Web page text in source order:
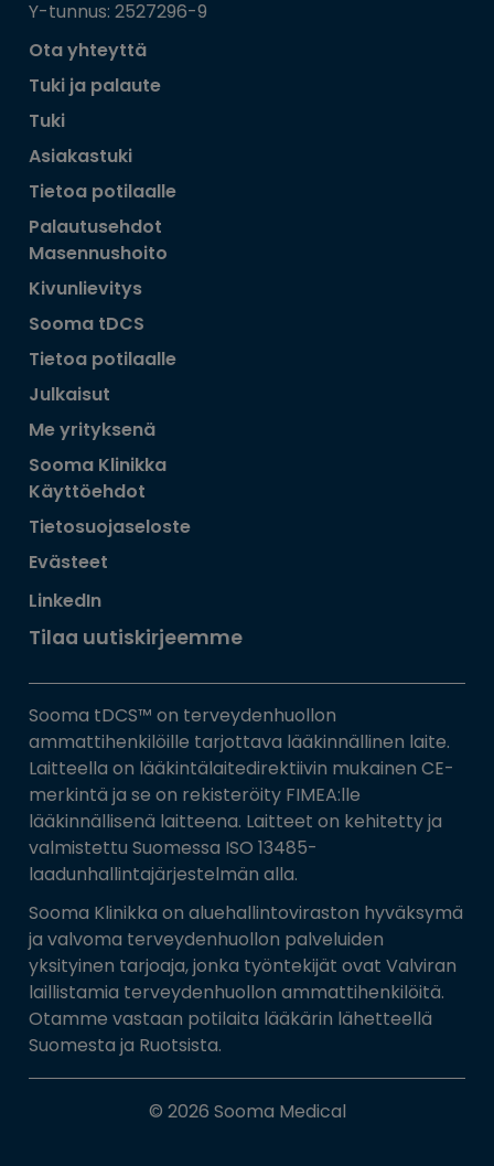
Y-tunnus: 2527296-9
Ota yhteyttä
Tuki ja palaute
Tuki
Asiakastuki
Tietoa potilaalle
Palautusehdot
Masennushoito
Kivunlievitys
Sooma tDCS
Tietoa potilaalle
Julkaisut
Me yrityksenä
Sooma Klinikka
Käyttöehdot
Tietosuojaseloste
Evästeet
LinkedIn
Tilaa uutiskirjeemme
Sooma tDCS™ on terveydenhuollon
ammattihenkilöille tarjottava lääkinnällinen laite.
Laitteella on lääkintälaitedirektiivin mukainen CE-
merkintä ja se on rekisteröity FIMEA:lle
lääkinnällisenä laitteena. Laitteet on kehitetty ja
valmistettu Suomessa ISO 13485-
laadunhallintajärjestelmän alla.
Sooma Klinikka on aluehallintoviraston hyväksymä
ja valvoma terveydenhuollon palveluiden
yksityinen tarjoaja, jonka työntekijät ovat Valviran
laillistamia terveydenhuollon ammattihenkilöitä.
Otamme vastaan potilaita lääkärin lähetteellä
Suomesta ja Ruotsista.
© 2026 Sooma Medical